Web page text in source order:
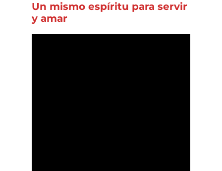
Un mismo espíritu para servir
y amar